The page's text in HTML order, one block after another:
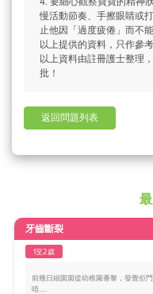
慢活動節奏、手擦眼睛或
止他因「過度疲倦」而不能
以上提供的資料，只作參
以上資料由註冊護士整理
批！
返回問題列表
牙齒斷裂
1至2歲
前幾日細囡囡從幼稚園番黎，發覺佢
唔.....